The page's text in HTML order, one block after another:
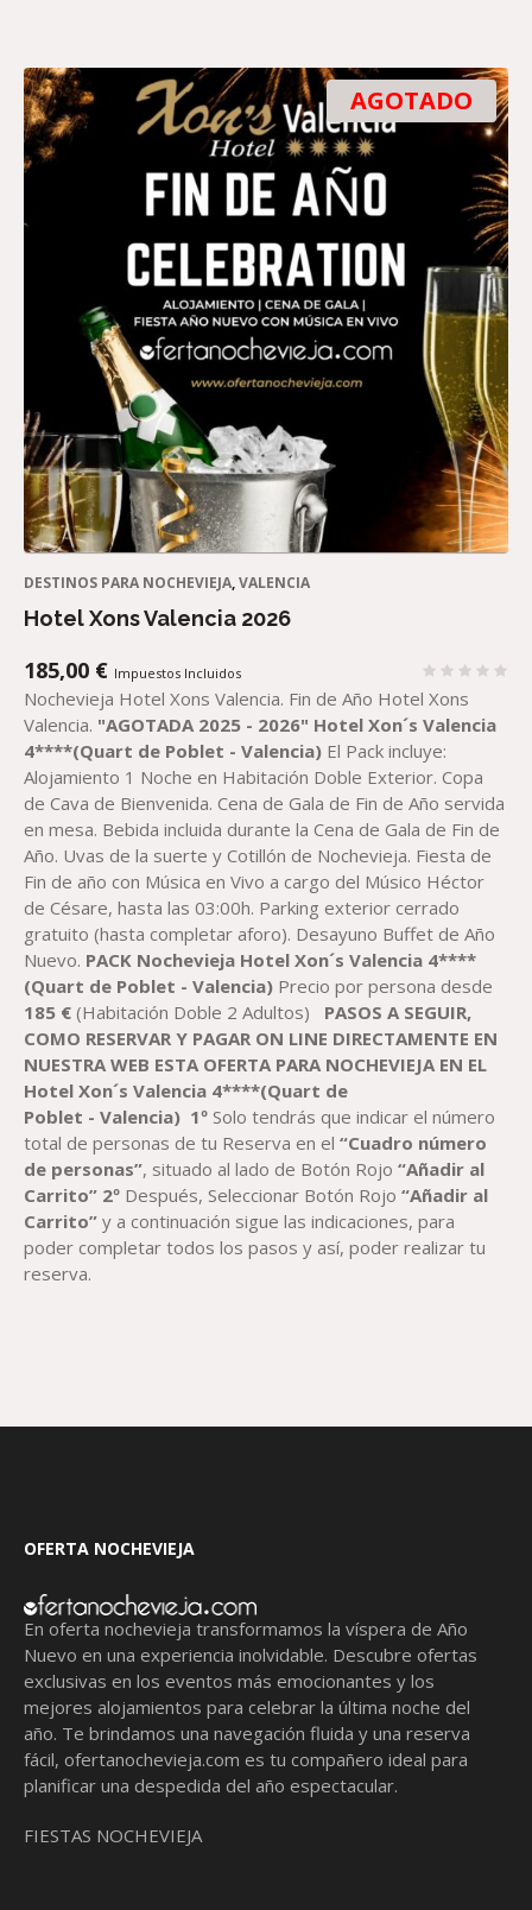
AGOTADO
DESTINOS PARA NOCHEVIEJA,VALENCIA
Hotel Xons Valencia 2026
185,00 € Impuestos Incluidos
Nochevieja Hotel Xons Valencia. Fin de Año Hotel Xons
Valencia. "AGOTADA 2025 - 2026" Hotel Xon´s Valencia
4****(Quart de Poblet - Valencia) El Pack incluye:
Alojamiento 1 Noche en Habitación Doble Exterior. Copa
de Cava de Bienvenida. Cena de Gala de Fin de Año servida
en mesa. Bebida incluida durante la Cena de Gala de Fin de
Año. Uvas de la suerte y Cotillón de Nochevieja. Fiesta de
Fin de año con Música en Vivo a cargo del Músico Héctor
de Césare, hasta las 03:00h. Parking exterior cerrado
gratuito (hasta completar aforo). Desayuno Buffet de Año
Nuevo. PACK Nochevieja Hotel Xon´s Valencia 4****
(Quart de Poblet - Valencia) Precio por persona desde
185 € (Habitación Doble 2 Adultos) PASOS A SEGUIR,
COMO RESERVAR Y PAGAR ON LINE DIRECTAMENTE EN
NUESTRA WEB ESTA OFERTA PARA NOCHEVIEJA EN EL
Hotel Xon´s Valencia 4****(Quart de
Poblet - Valencia) 1º Solo tendrás que indicar el número
total de personas de tu Reserva en el“Cuadro número
de personas”, situado al lado de Botón Rojo“Añadir al
Carrito” 2º Después, Seleccionar Botón Rojo“Añadir al
Carrito” y a continuación sigue las indicaciones, para
poder completar todos los pasos y así, poder realizar tu
reserva.
OFERTA NOCHEVIEJA
En oferta nochevieja transformamos la víspera de Año
Nuevo en una experiencia inolvidable. Descubre ofertas
exclusivas en los eventos más emocionantes y los
mejores alojamientos para celebrar la última noche del
año. Te brindamos una navegación fluida y una reserva
fácil,ofertanochevieja.com es tu compañero ideal para
planificar una despedida del año espectacular.
FIESTAS NOCHEVIEJA